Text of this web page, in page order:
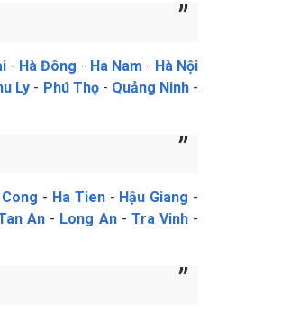
- Hà Đông - Ha Nam - Hà Nội
Ly - Phú Thọ- Quảng Ninh -
- Ha Tien- Hậu Giang -
An - Long An- Tra Vinh-